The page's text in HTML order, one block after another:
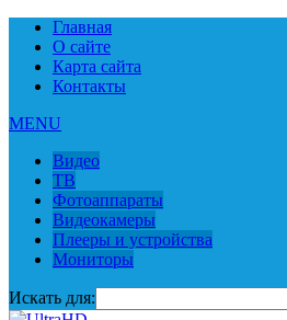
Главная
О сайте
Карта сайта
Контакты
MENU
Видео
ТВ
Фотоаппараты
Видеокамеры
Плееры и устройства
Мониторы
Искать для: